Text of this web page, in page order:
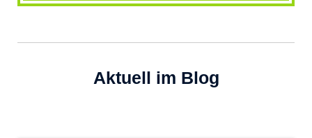
Aktuell im Blog